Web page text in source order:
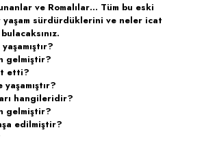
ve Romalılar… Tüm bu eski
yaşam sürdürdüklerini ve neler icat
etti?
hangileridir?
gelmiştir?
edilmiştir?